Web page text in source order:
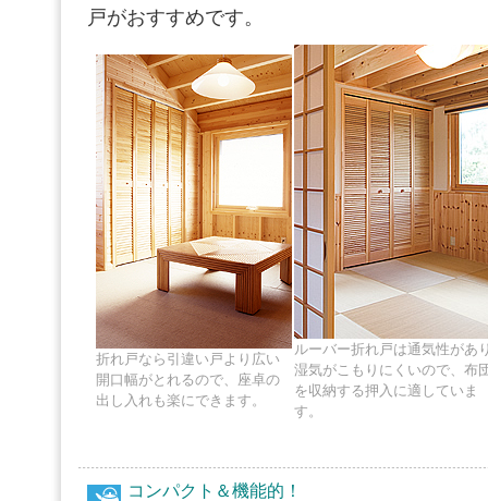
戸がおすすめです。
折れ戸なら引違い戸より広い
開口幅がとれるので、座卓の
出し入れも楽にできます。
ルーバー折れ戸は通気性があ
湿気がこもりにくいので、布
を収納する押入に適していま
す。
コンパクト＆機能的！